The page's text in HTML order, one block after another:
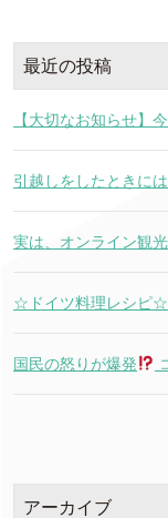
最近の投稿
【大切なお知らせ】
引越しをしたときに
実は、オンライン観
☆ドイツ料理レシピ☆
国民の怒りが爆発
アーカイブ